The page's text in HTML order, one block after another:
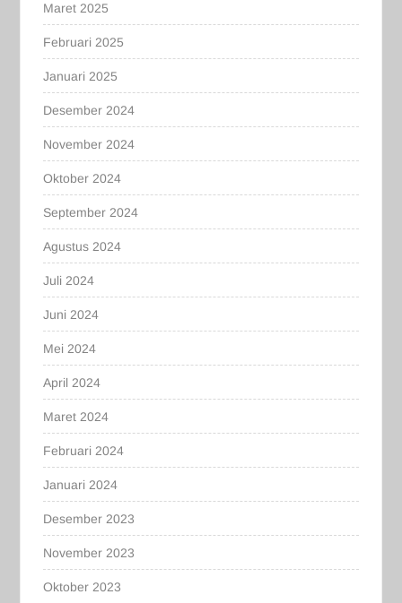
Maret 2025
Februari 2025
Januari 2025
Desember 2024
November 2024
Oktober 2024
September 2024
Agustus 2024
Juli 2024
Juni 2024
Mei 2024
April 2024
Maret 2024
Februari 2024
Januari 2024
Desember 2023
November 2023
Oktober 2023